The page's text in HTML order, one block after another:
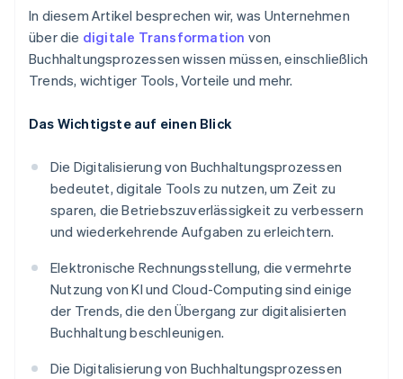
In diesem Artikel besprechen wir, was Unternehmen
über die digitale Transformation von
Buchhaltungsprozessen wissen müssen, einschließlich
Trends, wichtiger Tools, Vorteile und mehr.
Das Wichtigste auf einen Blick
Die Digitalisierung von Buchhaltungsprozessen
bedeutet, digitale Tools zu nutzen, um Zeit zu
sparen, die Betriebszuverlässigkeit zu verbessern
und wiederkehrende Aufgaben zu erleichtern.
Elektronische Rechnungsstellung, die vermehrte
Nutzung von KI und Cloud-Computing sind einige
der Trends, die den Übergang zur digitalisierten
Buchhaltung beschleunigen.
Die Digitalisierung von Buchhaltungsprozessen